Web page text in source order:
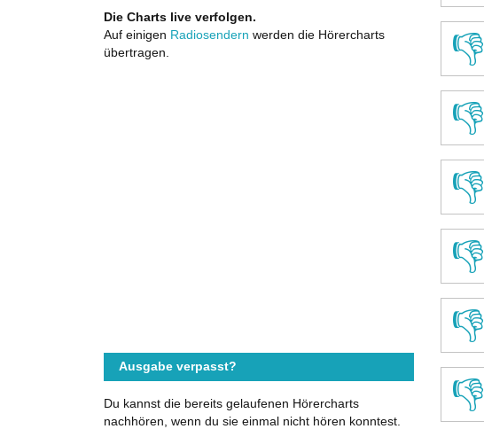
👎
👎
👎
👎
👎
👎
Die Charts live verfolgen.
Auf einigen Radiosendern werden die Hörercharts
übertragen.
Ausgabe verpasst?
Du kannst die bereits gelaufenen Hörercharts
nachhören, wenn du sie einmal nicht hören konntest.